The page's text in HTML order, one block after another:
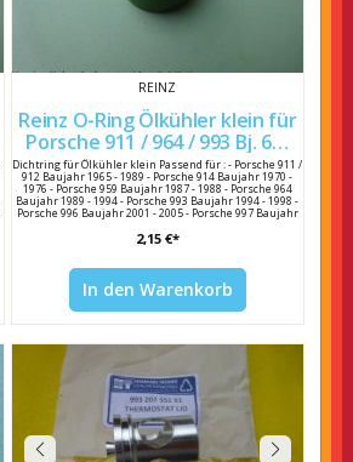
REINZ
Reinz O-Ring Ölkühler klein für
Porsche 911 / 964 / 993 Bj. 63-
93 99970417250
Dichtring für Ölkühler klein Passend für : - Porsche 911 /
912 Baujahr 1965 - 1989 - Porsche 914 Baujahr 1970 -
1976 - Porsche 959 Baujahr 1987 - 1988 - Porsche 964
Baujahr 1989 - 1994 - Porsche 993 Baujahr 1994 - 1998 -
Porsche 996 Baujahr 2001 - 2005 - Porsche 997 Baujahr
77314-20 Porsche Vergleichsnummer : 999 704 172 50 /
99970417250
2,15 €*
In den Warenkorb